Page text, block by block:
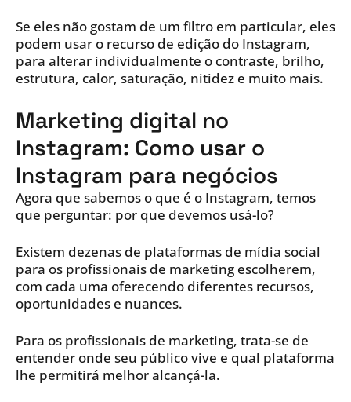
Se eles não gostam de um filtro em particular, eles
podem usar o recurso de edição do Instagram,
para alterar individualmente o contraste, brilho,
estrutura, calor, saturação, nitidez e muito mais.
Marketing digital no
Instagram: Como usar o
Instagram para negócios
Agora que sabemos o que é o Instagram, temos
que perguntar: por que devemos usá-lo?
Existem dezenas de plataformas de mídia social
para os profissionais de marketing escolherem,
com cada uma oferecendo diferentes recursos,
oportunidades e nuances.
Para os profissionais de marketing, trata-se de
entender onde seu público vive e qual plataforma
lhe permitirá melhor alcançá-la.